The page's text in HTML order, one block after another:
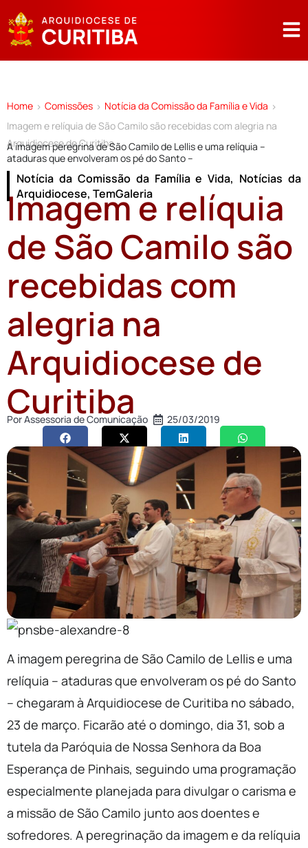
Home > Comissões > Notícia da Comissão da Família e Vida >
Imagem e relíquia de São Camilo são recebidas com alegria na
Arquidiocese de Curitiba
A imagem peregrina de São Camilo de Lellis e uma relíquia –
ataduras que envolveram os pé do Santo –
Notícia da Comissão da Família e Vida, Notícias da
Arquidiocese, TemGaleria
Imagem e relíquia
de São Camilo são
recebidas com
alegria na
Arquidiocese de
Curitiba
PorAssessoria de Comunicação 25/03/2019
A imagem peregrina de São Camilo de Lellis e uma
relíquia – ataduras que envolveram os pé do Santo
– chegaram à Arquidiocese de Curitiba no sábado,
23 de março. Ficarão até o domingo, dia 31, sob a
tutela da Paróquia de Nossa Senhora da Boa
Esperança de Pinhais, seguindo uma programação
especialmente planejada para divulgar o carisma e
a missão de São Camilo junto aos doentes e
sofredores. A peregrinação da imagem e da relíquia